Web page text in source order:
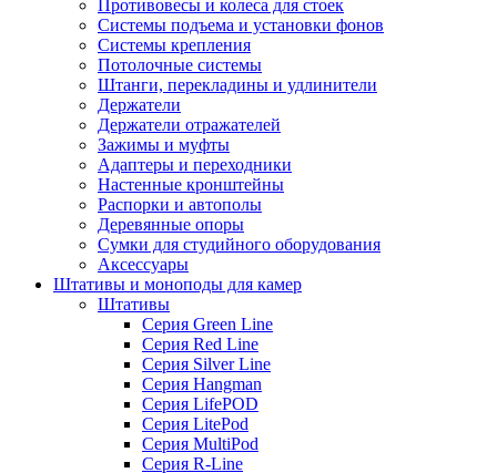
Противовесы и колеса для стоек
Системы подъема и установки фонов
Системы крепления
Потолочные системы
Штанги, перекладины и удлинители
Держатели
Держатели отражателей
Зажимы и муфты
Адаптеры и переходники
Настенные кронштейны
Распорки и автополы
Деревянные опоры
Сумки для студийного оборудования
Аксессуары
Штативы и моноподы для камер
Штативы
Серия Green Line
Серия Red Line
Серия Silver Line
Серия Hangman
Серия LifePOD
Серия LitePod
Серия MultiPod
Серия R-Line